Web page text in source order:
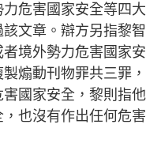
危害國家安全等四大
文章。辯方另指黎智
境外勢力危害國家安
煽動刊物罪共三罪，
國家安全，黎則指他
也沒有作出任何危害